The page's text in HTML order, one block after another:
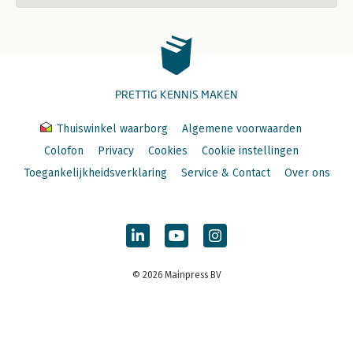
PRETTIG KENNIS MAKEN
Thuiswinkel waarborg
Algemene voorwaarden
Colofon
Privacy Cookies
Cookie instellingen
Toegankelijkheidsverklaring
Service & Contact Over ons
© 2026 Mainpress BV